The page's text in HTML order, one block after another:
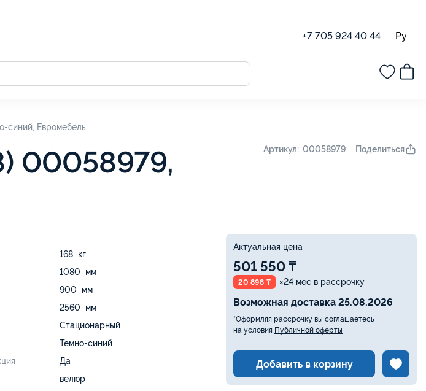
+7 705 924 40 44 Ру
синий, Евромебель
00058979,
Артикул: 00058979 Поделиться
168 кг
1080 мм
900 мм
2560 мм
Стационарный
Темно-синий
Да
велюр
Актуальная цена
501 550 ₸
20 898 ₸ ×24 мес в рассрочку
Возможная доставка 25.08.2026
*Оформляя рассрочку вы соглашаетесь
на условия Публичной оферты
Добавить в корзину